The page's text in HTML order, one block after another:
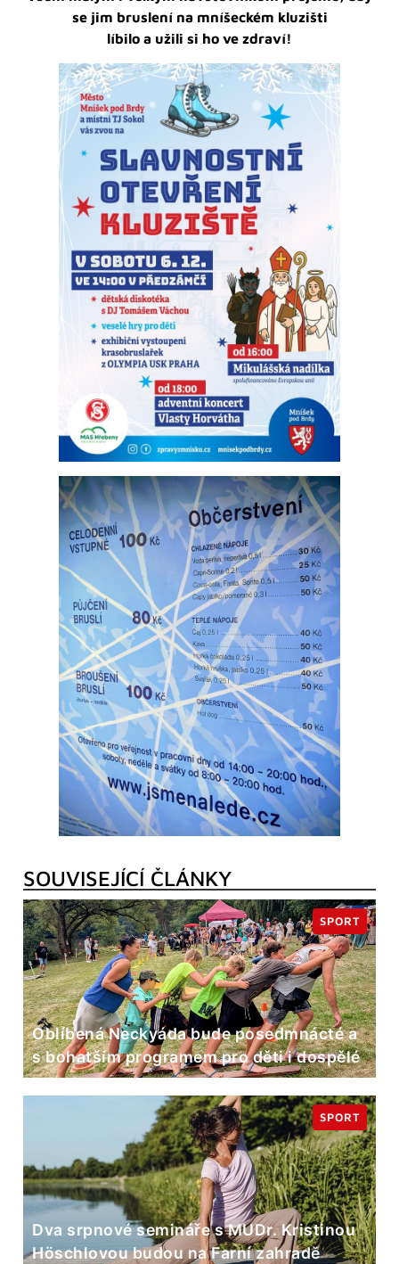
se jim bruslení na mníšeckém kluzišti
líbilo a užili si ho ve zdraví!
SOUVISEJÍCÍ ČLÁNKY
Oblíbená Neckyáda bude posedmnácté a
s bohatším programem pro děti i dospělé
SPORT
Dva srpnové semináře s MUDr. Kristinou
Höschlovou budou na Farní zahradě
SPORT